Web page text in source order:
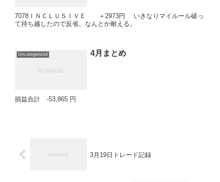
7078ＩＮＣＬＵＳＩＶＥ ＋2973円 いきなりマイルール破っ
て持ち越したので反省。なんとか耐える。
Uncategorized 4月まとめ
損益合計 -53,865 円
3月19日トレード記録